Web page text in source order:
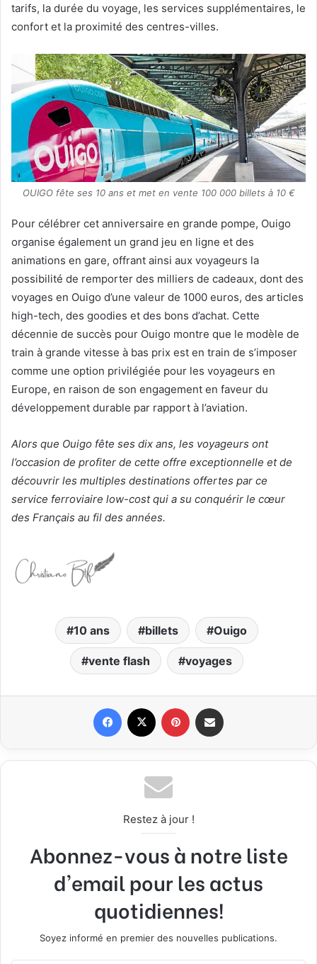
tarifs, la durée du voyage, les services supplémentaires, le
confort et la proximité des centres-villes.
OUIGO fête ses 10 ans et met en vente 100 000 billets à 10 €
Pour célébrer cet anniversaire en grande pompe, Ouigo
organise également un grand jeu en ligne et des
animations en gare, offrant ainsi aux voyageurs la
possibilité de remporter des milliers de cadeaux, dont des
voyages en Ouigo d’une valeur de 1000 euros, des articles
high-tech, des goodies et des bons d’achat. Cette
décennie de succès pour Ouigo montre que le modèle de
train à grande vitesse à bas prix est en train de s’imposer
comme une option privilégiée pour les voyageurs en
Europe, en raison de son engagement en faveur du
développement durable par rapport à l’aviation.
Alors que Ouigo fête ses dix ans, les voyageurs ont
l’occasion de profiter de cette offre exceptionnelle et de
découvrir les multiples destinations offertes par ce
service ferroviaire low-cost qui a su conquérir le cœur
des Français au fil des années.
10 ans billets Ouigo
vente flash voyages
Restez à jour !
Abonnez-vous à notre liste
d'email pour les actus
quotidiennes!
Soyez informé en premier des nouvelles publications.